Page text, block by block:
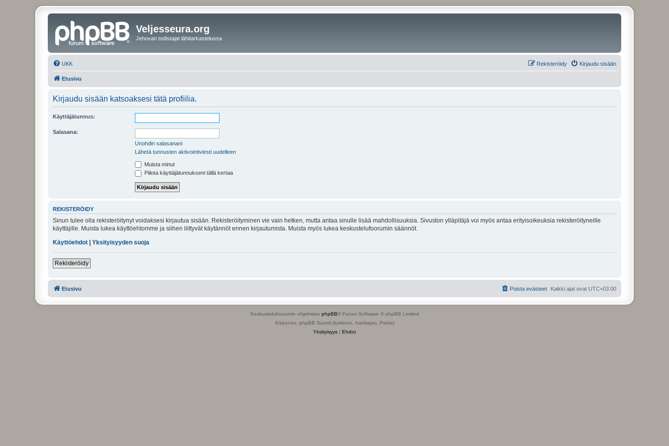
Veljesseura.org
Jehovan todistajat lähitarkastelussa
UKK Kirjaudu sisään
Rekisteröidy
Etusivu
Kirjaudu sisään katsoaksesi tätä profiilia.
Käyttäjätunnus:
Salasana:
Unohdin salasanani
Lähetä tunnusten aktivointiviesti uudelleen
Muista minut
Piilota käyttäjätunnukseni tällä kertaa
REKISTERÖIDY
Sinun tulee olla rekisteröitynyt voidaksesi kirjautua sisään. Rekisteröityminen vie vain hetken, mutta antaa sinulle lisää mahdollisuuksia. Sivuston ylläpitäjä voi myös antaa erityisoikeuksia rekisteröityneille
käyttäjille. Muista lukea käyttöehtomme ja siihen liittyvät käytännöt ennen kirjautumista. Muista myös lukea keskustelufoorumin säännöt.
Käyttöehdot
Yksityisyyden suoja
Rekisteröidy
Etusivu Kaikki ajat ovat UTC+03:00
Poista evästeet
Keskustelufoorumin ohjelmisto phpBB® Forum Software © phpBB Limited
Käännös: phpBB Suomi (lurttinen, harritapio, Pettis)
Yksityisyys | Ehdot